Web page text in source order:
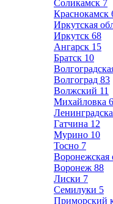
Соликамск 7
Краснокамск
Иркутская
Иркутск 68
Ангарск 15
Братск 10
Волгоград 83
Волжский 11
Михайловка 6
Гатчина 12
Мурино 10
Тосно 7
Воронежская
Воронеж 88
Лиски 7
Семилуки 5
Приморский